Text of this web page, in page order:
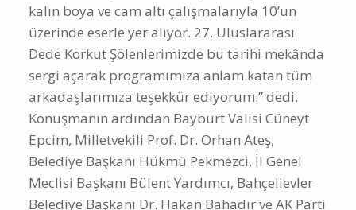
kalın boya ve cam altı çalışmalarıyla 10’un
üzerinde eserle yer alıyor. 27. Uluslararası
Dede Korkut Şölenlerimizde bu tarihi mekânda
sergi açarak programımıza anlam katan tüm
arkadaşlarımıza teşekkür ediyorum.” dedi.
Konuşmanın ardından Bayburt Valisi Cüneyt
Epcim, Milletvekili Prof. Dr. Orhan Ateş,
Belediye Başkanı Hükmü Pekmezci, İl Genel
Meclisi Başkanı Bülent Yardımcı, Bahçelievler
Belediye Başkanı Dr. Hakan Bahadır ve AK Parti